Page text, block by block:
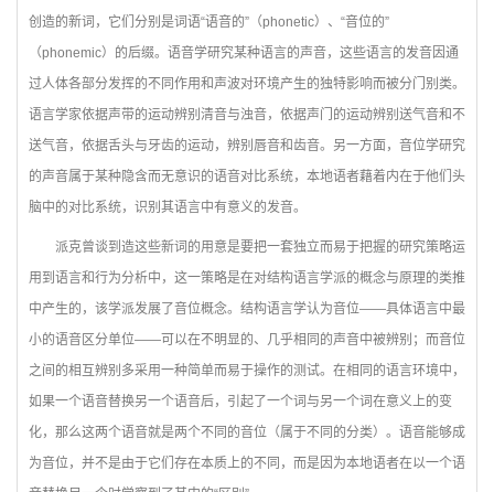
创造的新词，它们分别是词语“语音的”（phonetic）、“音位的”
（phonemic）的后缀。语音学研究某种语言的声音，这些语言的发音因通
过人体各部分发挥的不同作用和声波对环境产生的独特影响而被分门别类。
语言学家依据声带的运动辨别清音与浊音，依据声门的运动辨别送气音和不
送气音，依据舌头与牙齿的运动，辨别唇音和齿音。另一方面，音位学研究
的声音属于某种隐含而无意识的语音对比系统，本地语者藉着内在于他们头
脑中的对比系统，识别其语言中有意义的发音。
派克曾谈到造这些新词的用意是要把一套独立而易于把握的研究策略运
用到语言和行为分析中，这一策略是在对结构语言学派的概念与原理的类推
中产生的，该学派发展了音位概念。结构语言学认为音位——具体语言中最
小的语音区分单位——可以在不明显的、几乎相同的声音中被辨别；而音位
之间的相互辨别多采用一种简单而易于操作的测试。在相同的语言环境中，
如果一个语音替换另一个语音后，引起了一个词与另一个词在意义上的变
化，那么这两个语音就是两个不同的音位（属于不同的分类）。语音能够成
为音位，并不是由于它们存在本质上的不同，而是因为本地语者在以一个语